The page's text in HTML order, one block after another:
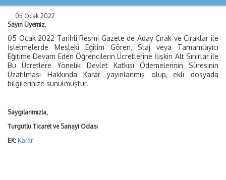
05 Ocak 2022
Sayın Üyemiz,
05 Ocak 2022 Tarihli Resmi Gazete de Aday Çırak ve Çıraklar ile
İşletmelerde Mesleki Eğitim Gören, Staj veya Tamamlayıcı
Eğitime Devam Eden Öğrencilerin Ücretlerine İlişkin Alt Sınırlar ile
Bu Ücretlere Yönelik Devlet Katkısı Ödemelerinin Süresinin
Uzatılması Hakkında Karar yayınlanmış olup, ekli dosyada
bilgilerinize sunulmuştur.
Saygılarımızla,
Turgutlu Ticaret ve Sanayi Odası
EK: Karar